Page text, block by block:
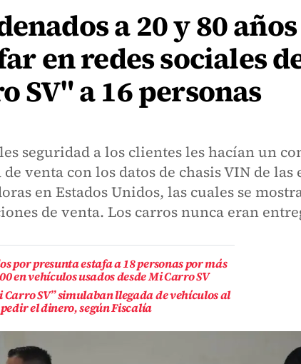
a 20 y 80
en redes sociales
SV" a 16 personas
seguridad a los clientes les hacían un
venta con los datos de chasis VIN de las
en Estados Unidos, las cuales se
de venta. Los carros nunca eran
por presunta estafa a 18 personas por más
en vehículos usados desde Mi Carro SV
Carro SV” simulaban llegada de vehículos al
el dinero, según Fiscalía